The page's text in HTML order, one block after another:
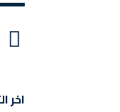
اخر